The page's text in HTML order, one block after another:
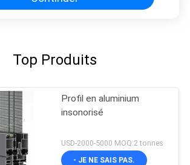
Top Produits
Profil en aluminium
insonorisé
USD-2000-5000 MOQ:2 tonnes
- JE NE SAIS PAS.